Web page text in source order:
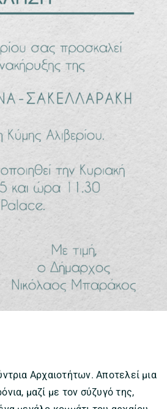
Αρχαιοτήτων. Αποτελεί μια
μαζί με τον σύζυγό της,